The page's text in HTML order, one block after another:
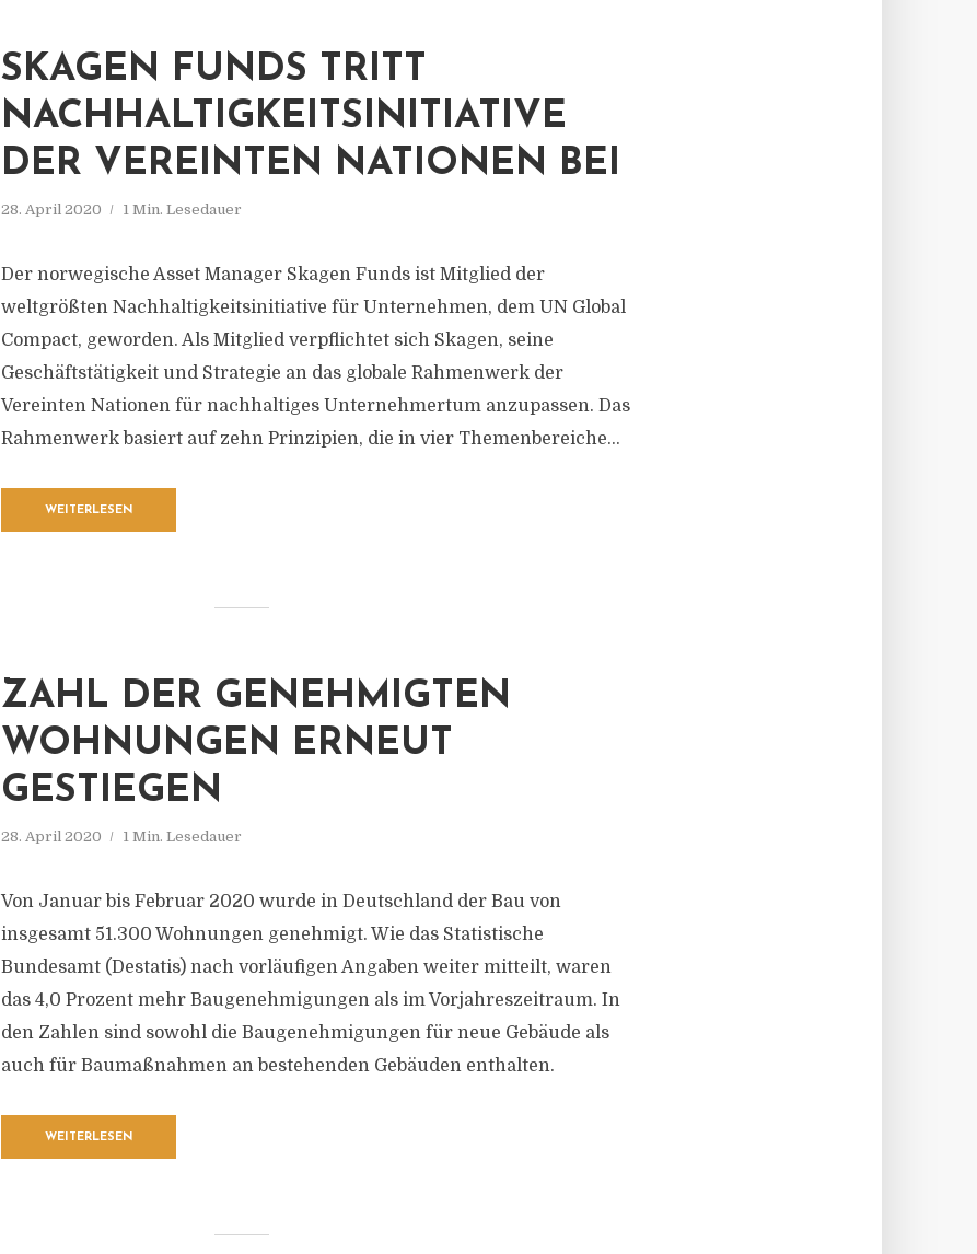
SKAGEN FUNDS TRITT
NACHHALTIGKEITSINITIATIVE
DER VEREINTEN NATIONEN BEI
28. April 2020 1 Min. Lesedauer
Der norwegische Asset Manager Skagen Funds ist Mitglied der
weltgrößten Nachhaltigkeitsinitiative für Unternehmen, dem UN Global
Compact, geworden. Als Mitglied verpflichtet sich Skagen, seine
Geschäftstätigkeit und Strategie an das globale Rahmenwerk der
Vereinten Nationen für nachhaltiges Unternehmertum anzupassen. Das
Rahmenwerk basiert auf zehn Prinzipien, die in vier Themenbereiche...
WEITERLESEN
ZAHL DER GENEHMIGTEN
WOHNUNGEN ERNEUT
GESTIEGEN
28. April 2020 1 Min. Lesedauer
Von Januar bis Februar 2020 wurde in Deutschland der Bau von
insgesamt 51.300 Wohnungen genehmigt. Wie das Statistische
Bundesamt (Destatis) nach vorläufigen Angaben weiter mitteilt, waren
das 4,0 Prozent mehr Baugenehmigungen als im Vorjahreszeitraum. In
den Zahlen sind sowohl die Baugenehmigungen für neue Gebäude als
auch für Baumaßnahmen an bestehenden Gebäuden enthalten.
WEITERLESEN